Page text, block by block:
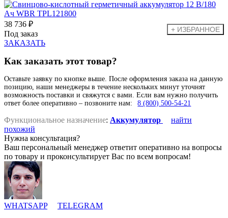
38 736 ₽
Под заказ
ЗАКАЗАТЬ
Как заказать этот товар?
Оставьте заявку по кнопке выше. После оформления заказа на данную
позицию, наши менеджеры в течение нескольких минут уточнят
возможность поставки и свяжутся с вами. Если вам нужно получить
ответ более оперативно – позвоните нам:
8 (800) 500-54-21
Функциональное назначение: Аккумулятор
найти
похожий
Нужна консультация?
Ваш персональный менеджер ответит оперативно на вопросы
по товару и проконсультирует Вас по всем вопросам!
WHATSAPP TELEGRAM